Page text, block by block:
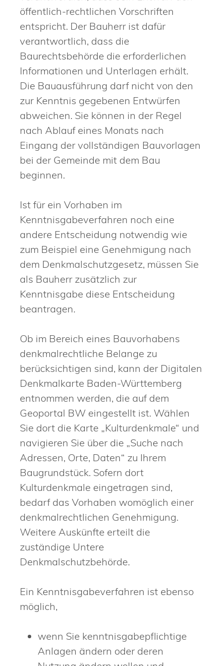
öffentlich-rechtlichen Vorschriften
entspricht. Der Bauherr ist dafür
verantwortlich, dass die
Baurechtsbehörde die erforderlichen
Informationen und Unterlagen erhält.
Die Bauausführung darf nicht von den
zur Kenntnis gegebenen Entwürfen
abweichen. Sie können in der Regel
nach Ablauf eines Monats nach
Eingang der vollständigen Bauvorlagen
bei der Gemeinde mit dem Bau
beginnen.
Ist für ein Vorhaben im
Kenntnisgabeverfahren noch eine
andere Entscheidung notwendig wie
zum Beispiel eine Genehmigung nach
dem Denkmalschutzgesetz, müssen Sie
als Bauherr zusätzlich zur
Kenntnisgabe diese Entscheidung
beantragen.
Ob im Bereich eines Bauvorhabens
denkmalrechtliche Belange zu
berücksichtigen sind, kann der Digitalen
Denkmalkarte Baden-Württemberg
entnommen werden, die auf dem
Geoportal BW eingestellt ist. Wählen
Sie dort die Karte „Kulturdenkmale“ und
navigieren Sie über die „Suche nach
Adressen, Orte, Daten“ zu Ihrem
Baugrundstück. Sofern dort
Kulturdenkmale eingetragen sind,
bedarf das Vorhaben womöglich einer
denkmalrechtlichen Genehmigung.
Weitere Auskünfte erteilt die
zuständige Untere
Denkmalschutzbehörde.
Ein Kenntnisgabeverfahren ist ebenso
möglich,
wenn Sie kenntnisgabepflichtige
Anlagen ändern oder deren